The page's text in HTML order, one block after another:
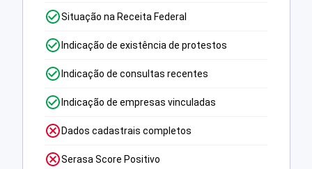
Situação na Receita Federal
Indicação de existência de protestos
Indicação de consultas recentes
Indicação de empresas vinculadas
Dados cadastrais completos
Serasa Score Positivo